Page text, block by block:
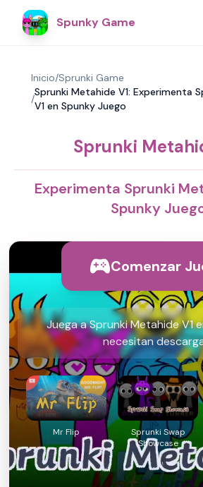
Spunky Game
Inicio/Sprunki Game
/
Sprunki Metahide V1: Experimenta
V1 en Spunky Juego
Sprunki
Experimenta Sprunki
Spunky
Comenzar
Juega a Sprunki Metahide V1
necesitan
Mr Flip
Sprunki Swap
Showcase